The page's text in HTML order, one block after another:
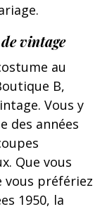
vintage
au
B,
Vous y
des années
Que vous
vous préfériez
1950, la